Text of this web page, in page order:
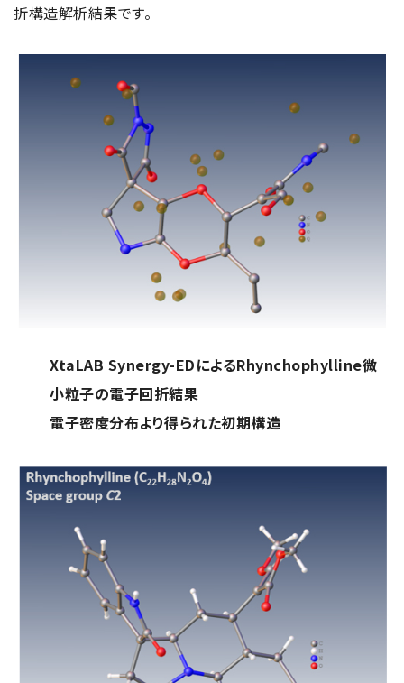
折構造解析結果です。
XtaLAB Synergy-EDによるRhynchophylline微
小粒子の電子回折結果
電子密度分布より得られた初期構造